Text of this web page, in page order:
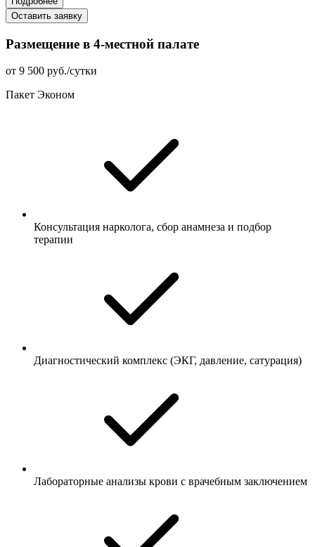
Оставить заявку
Размещение в 4-местной палате
от 9 500 руб./сутки
Пакет Эконом
Консультация нарколога, сбор анамнеза и подбор
терапии
Диагностический комплекс (ЭКГ, давление, сатурация)
Лабораторные анализы крови с врачебным заключением